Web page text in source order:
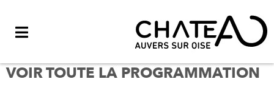
VOIR TOUTE LA PROGRAMMATION